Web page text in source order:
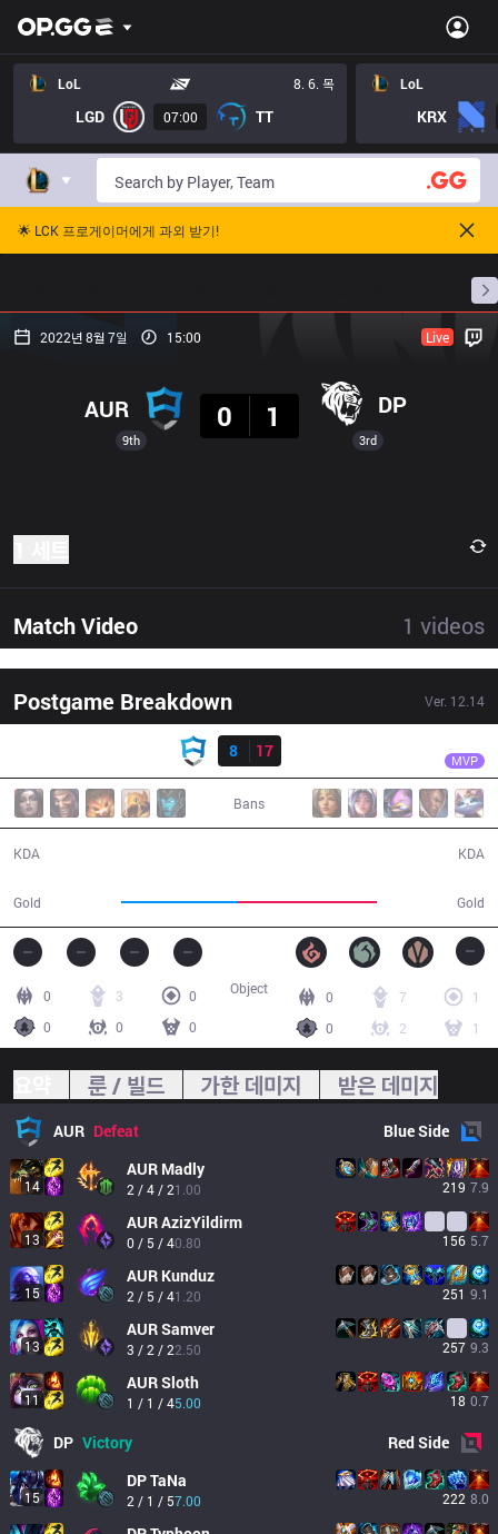
LoL 8. 6. 목
LGD 07:00 TT
LoL
KRX
🌟 LCK 프로게이머에게 과외 받기!
프로빌
2022년 8월 7일 15:00 Live
9th
AUR
0
1 DP
3rd
Match Video 1 videos
Postgame Breakdown Ver. 12.14
8
17 MVP
Bans
KDA
Gold Gold
KDA
0 3
0
0
0 0
0 7
1
0
2 1
Object
룬 / 빌드 가한 데미지 받은 데미지
AUR Defeat BlueSide
14
AUR Madly
2 / 4 / 21.00 219 7.9
13
AURAzizYildirm
0 / 5 / 40.80 156 5.7
15
AUR Kunduz
2 / 5 / 41.20 251 9.1
13
AURSamver
3 / 2 / 22.50 257 9.3
11
AURSloth
1 / 1 / 45.00 18 0.7
DP Victory RedSide
15
DPTaNa
2 / 1 / 57.00 222 8.0